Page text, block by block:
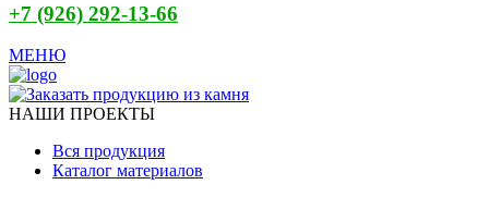
+7 (926) 292-13-66
МЕНЮ
НАШИ ПРОЕКТЫ
Вся продукция
Каталог материалов